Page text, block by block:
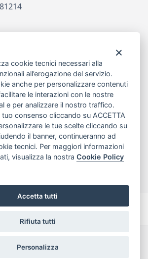
Termini e Condizioni
cookie tecnici necessari alla
all’erogazione del servizio.
anche per personalizzare contenuti
le interazioni con le nostre
e per analizzare il nostro traffico.
tuo consenso cliccando su ACCETTA
le tue scelte cliccando su
il banner, continueranno ad
tecnici. Per maggiori informazioni
visualizza la nostraCookie Policy
Accetta tutti
Rifiuta tutti
Personalizza